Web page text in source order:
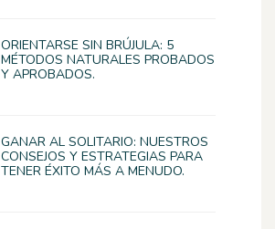
ORIENTARSE SIN BRÚJULA: 5
MÉTODOS NATURALES PROBADOS
Y APROBADOS.
GANAR AL SOLITARIO: NUESTROS
CONSEJOS Y ESTRATEGIAS PARA
TENER ÉXITO MÁS A MENUDO.